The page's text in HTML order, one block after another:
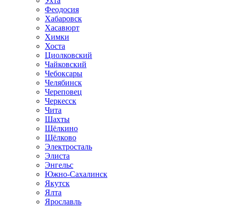
Феодосия
Хабаровск
Хасавюрт
Химки
Хоста
Циолковский
Чайковский
Чебоксары
Челябинск
Череповец
Черкесск
Чита
Шахты
Щёлкино
Щёлково
Электросталь
Элиста
Энгельс
Южно-Сахалинск
Якутск
Ялта
Ярославль